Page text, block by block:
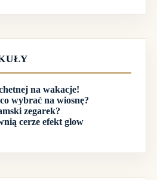
na wakacje!
wybrać na wiosnę?
zegarek?
cerze efekt glow